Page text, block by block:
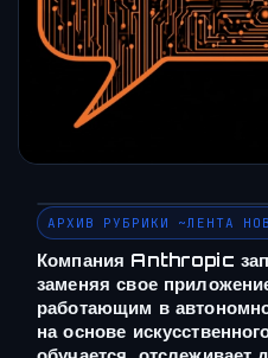
АРХИВ РУБРИКИ ~ЛЕНТА
Компания Anthropic
заменяя свое
работающим в
на основе